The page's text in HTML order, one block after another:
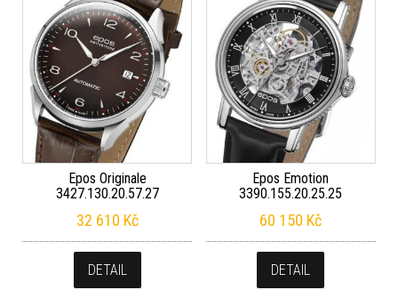
Epos Originale
3427.130.20.57.27
32 610 Kč
DETAIL
Epos Emotion
3390.155.20.25.25
60 150 Kč
DETAIL